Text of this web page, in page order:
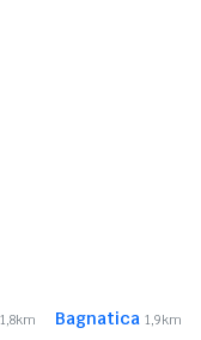
1,8km Bagnatica 1,9km